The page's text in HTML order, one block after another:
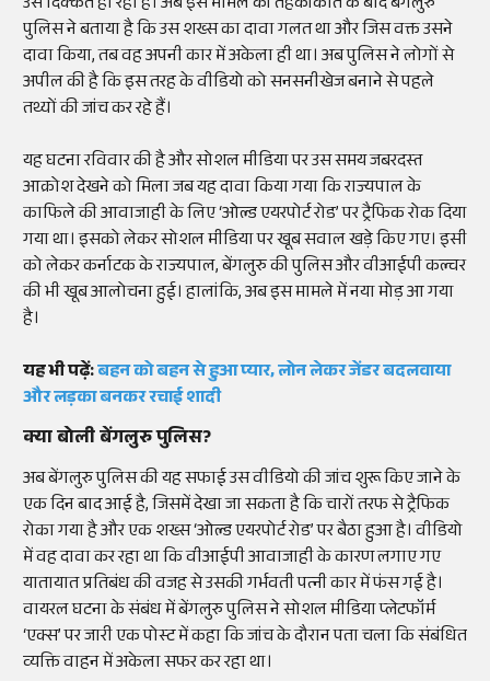
पुलिस ने बताया है कि उस शख्स का दावा गलत था और जिस वक्त उसने
दावा किया, तब वह अपनी कार में अकेला ही था। अब पुलिस ने लोगों से
अपील की है कि इस तरह के वीडियो को सनसनीखेज बनाने से पहले
तथ्यों की जांच कर रहे हैं।
यह घटना रविवार की है और सोशल मीडिया पर उस समय जबरदस्त
आक्रोश देखने को मिला जब यह दावा किया गया कि राज्यपाल के
काफिले की आवाजाही के लिए ‘ओल्ड एयरपोर्ट रोड’ पर ट्रैफिक रोक दिया
गया था। इसको लेकर सोशल मीडिया पर खूब सवाल खड़े किए गए। इसी
को लेकर कर्नाटक के राज्यपाल, बेंगलुरु की पुलिस और वीआईपी कल्चर
की भी खूब आलोचना हुई। हालांकि, अब इस मामले में नया मोड़ आ गया
है।
यह भी पढ़ें:बहन को बहन से हुआ प्यार, लोन लेकर जेंडर बदलवाया
और लड़का बनकर रचाई शादी
क्या बोली बेंगलुरु पुलिस?
अब बेंगलुरु पुलिस की यह सफाई उस वीडियो की जांच शुरू किए जाने के
एक दिन बाद आई है, जिसमें देखा जा सकता है कि चारों तरफ से ट्रैफिक
रोका गया है और एक शख्स ‘ओल्ड एयरपोर्ट रोड’ पर बैठा हुआ है। वीडियो
में वह दावा कर रहा था कि वीआईपी आवाजाही के कारण लगाए गए
यातायात प्रतिबंध की वजह से उसकी गर्भवती पत्नी कार में फंस गई है।
वायरल घटना के संबंध में बेंगलुरु पुलिस ने सोशल मीडिया प्लेटफॉर्म
‘एक्स’ पर जारी एक पोस्ट में कहा कि जांच के दौरान पता चला कि संबंधित
व्यक्ति वाहन में अकेला सफर कर रहा था।